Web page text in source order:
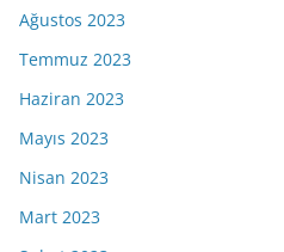
Ağustos 2023
Temmuz 2023
Haziran 2023
Mayıs 2023
Nisan 2023
Mart 2023